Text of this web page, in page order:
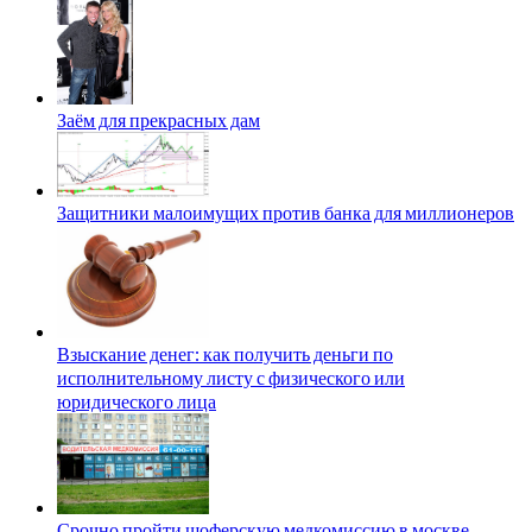
Заём для прекрасных дам
Защитники малоимущих против банка для миллионеров
Взыскание денег: как получить деньги по
исполнительному листу с физического или
юридического лица